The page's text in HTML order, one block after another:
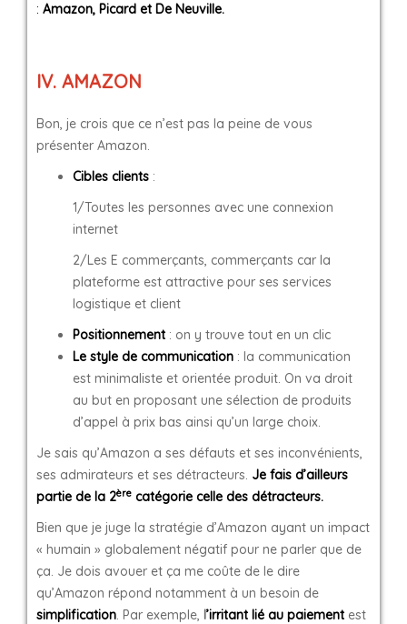
: Amazon, Picard et De Neuville.
IV. AMAZON
Bon, je crois que ce n’est pas la peine de vous
présenter Amazon.
Cibles clients :
1/Toutes les personnes avec une connexion
internet
2/Les E commerçants, commerçants car la
plateforme est attractive pour ses services
logistique et client
Positionnement : on y trouve tout en un clic
Le style de communication : la communication
est minimaliste et orientée produit. On va droit
au but en proposant une sélection de produits
d’appel à prix bas ainsi qu’un large choix.
Je sais qu’Amazon a ses défauts et ses inconvénients,
ses admirateurs et ses détracteurs. Je fais d’ailleurs
partie de la 2ère catégorie celle des détracteurs.
Bien que je juge la stratégie d’Amazon ayant un impact
« humain » globalement négatif pour ne parler que de
ça. Je dois avouer et ça me coûte de le dire
qu’Amazon répond notamment à un besoin de
simplification. Par exemple, l’irritant lié au paiement est